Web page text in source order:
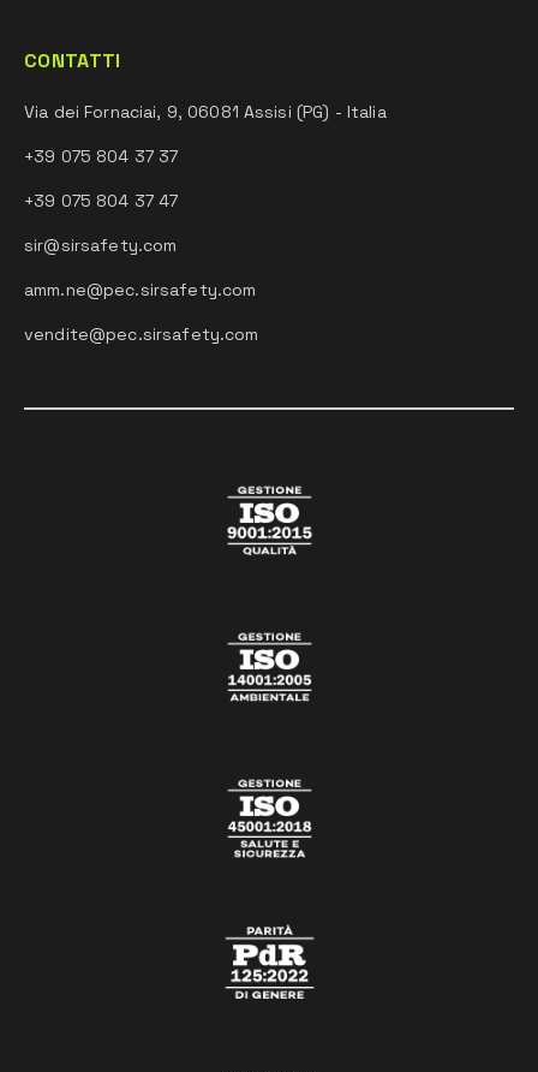
CONTATTI
Via dei Fornaciai, 9, 06081 Assisi (PG) - Italia
+39 075 804 37 37
+39 075 804 37 47
sir@sirsafety.com
amm.ne@pec.sirsafety.com
vendite@pec.sirsafety.com